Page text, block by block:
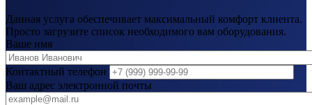
Данная услуга обеспечивает максимальный комфорт клиента.
Просто загрузите список необходимого вам оборудования.
Ваше имя
Контактный телефон
Ваш адрес электронной почты